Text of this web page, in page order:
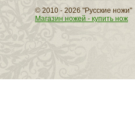
© 2010 - 2026 "Русские ножи"
Магазин ножей - купить нож